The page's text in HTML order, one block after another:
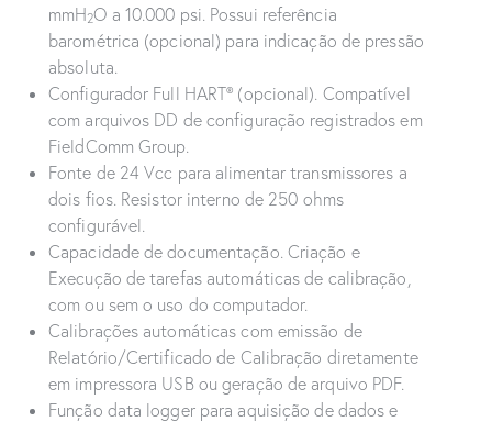
mmH2O a 10.000 psi. Possui referência
barométrica (opcional) para indicação de pressão
absoluta.
Configurador Full HART® (opcional). Compatível
com arquivos DD de configuração registrados em
FieldComm Group.
Fonte de 24 Vcc para alimentar transmissores a
dois fios. Resistor interno de 250 ohms
configurável.
Capacidade de documentação. Criação e
Execução de tarefas automáticas de calibração,
com ou sem o uso do computador.
Calibrações automáticas com emissão de
Relatório/Certificado de Calibração diretamente
em impressora USB ou geração de arquivo PDF.
Função data logger para aquisição de dados e